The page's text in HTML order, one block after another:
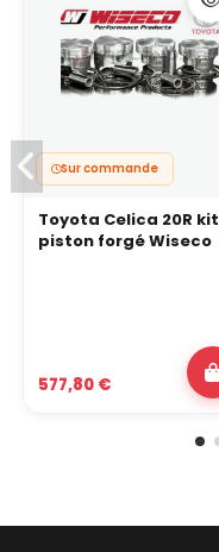
Sur commande
Toyota Celica 20R kit
piston forgé Wiseco
577,80 €